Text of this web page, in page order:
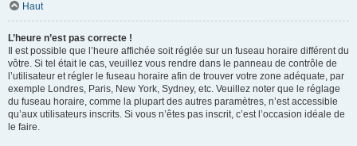
Haut
L’heure n’est pas correcte !
Il est possible que l’heure affichée soit réglée sur un fuseau horaire différent du
vôtre. Si tel était le cas, veuillez vous rendre dans le panneau de contrôle de
l’utilisateur et régler le fuseau horaire afin de trouver votre zone adéquate, par
exemple Londres, Paris, New York, Sydney, etc. Veuillez noter que le réglage
du fuseau horaire, comme la plupart des autres paramètres, n’est accessible
qu’aux utilisateurs inscrits. Si vous n’êtes pas inscrit, c’est l’occasion idéale de
le faire.